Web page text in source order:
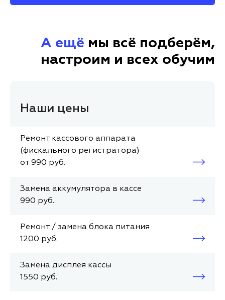
А ещё мы всё подберём,
настроим и всех обучим
Наши цены
Ремонт кассового аппарата
(фискального регистратора)
от 990 руб.
Замена аккумулятора в кассе
990 руб.
Ремонт / замена блока питания
1200 руб.
Замена дисплея кассы
1550 руб.